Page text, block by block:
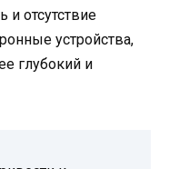
и отсутствие
устройства,
глубокий и